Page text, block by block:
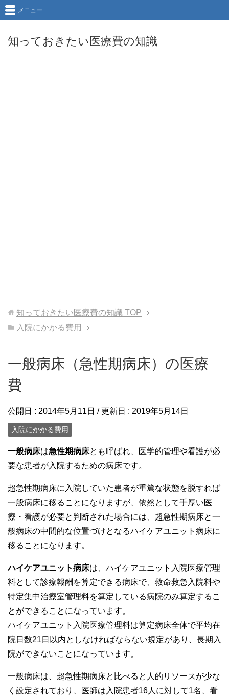
知っておきたい医療費の知識
メニュー
知っておきたい医療費の知識 TOP
入院にかかる費用
一般病床（急性期病床）の医療
費
公開日 : 2014年5月11日 / 更新日 : 2019年5月14日
入院にかかる費用
一般病床は急性期病床とも呼ばれ、医学的管理や看護が必
要な患者が入院するための病床です。
超急性期病床に入院していた患者が重篤な状態を脱すれば
一般病床に移ることになりますが、依然として手厚い医
療・看護が必要と判断された場合には、超急性期病床と一
般病床の中間的な位置づけとなるハイケアユニット病床に
移ることになります。
ハイケアユニット病床は、ハイケアユニット入院医療管理
料として診療報酬を算定できる病床で、救命救急入院料や
特定集中治療室管理料を算定している病院のみ算定するこ
とができることになっています。
ハイケアユニット入院医療管理料は算定病床全体で平均在
院日数21日以内としなければならない規定があり、長期入
院ができないことになっています。
一般病床は、超急性期病床と比べると人的リソースが少な
く設定されており、医師は入院患者16人に対して1名、看